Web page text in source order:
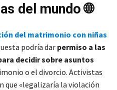
del mundo 🌐
del matrimonio con niñas
podría darpermiso a las
decidir sobre asuntos
o el divorcio. Activistas
que «legalizaría la violación